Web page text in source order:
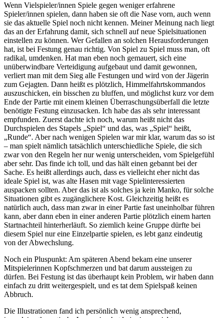
Wenn Vielspieler/innen Spiele gegen weniger erfahrene
Spieler/innen spielen, dann haben sie oft die Nase vorn, auch wenn
sie das aktuelle Spiel noch nicht kennen. Meiner Meinung nach liegt
das an der Erfahrung damit, sich schnell auf neue Spielsituationen
einstellen zu können. Wer Gefallen an solchen Herausforderungen
hat, ist bei Festung genau richtig. Von Spiel zu Spiel muss man, oft
radikal, umdenken. Hat man eben noch gemauert, sich eine
unüberwindbare Verteidigung aufgebaut und damit gewonnen,
verliert man mit dem Sieg alle Festungen und wird von der Jägerin
zum Gejagten. Dann heißt es plötzlich, Himmelfahrtskommandos
auszuschicken, ein bisschen zu bluffen, und möglichst kurz vor dem
Ende der Partie mit einem kleinen Überraschungsüberfall die letzte
benötigte Festung einzusacken. Ich habe das als sehr interessant
empfunden. Zuerst dachte ich noch, warum heißt nicht das
Durchspielen des Stapels „Spiel“ und das, was „Spiel“ heißt,
„Runde“. Aber nach wenigen Spielen war mir klar, warum das so ist
– man spielt nämlich tatsächlich unterschiedliche Spiele, die sich
zwar von den Regeln her nur wenig unterscheiden, vom Spielgefühl
aber sehr. Das finde ich toll, und das hält einen gebannt bei der
Sache. Es heißt allerdings auch, dass es vielleicht eher nicht das
ideale Spiel ist, was alte Hasen mit vage Spielinteressierten
auspacken sollten. Aber das ist als solches ja kein Manko, für solche
Situationen gibt es zugänglichere Kost. Gleichzeitig heißt es
natürlich auch, dass man zwar in einer Partie fast uneinholbar führen
kann, aber dann eben in einer anderen Partie plötzlich einem harten
Startnachteil hinterherläuft. So ziemlich keine Gruppe dürfte bei
diesem Spiel nur eine Einzelpartie spielen, es lebt ganz eindeutig
von der Abwechslung.
Noch ein Pluspunkt: Am späteren Abend bekam eine unserer
Mitspielerinnen Kopfschmerzen und bat darum aussteigen zu
dürfen. Bei Festung ist das überhaupt kein Problem, wir haben dann
einfach zu dritt weitergespielt, und es tat dem Spielspaß keinen
Abbruch.
Die Illustrationen fand ich persönlich wenig ansprechend,